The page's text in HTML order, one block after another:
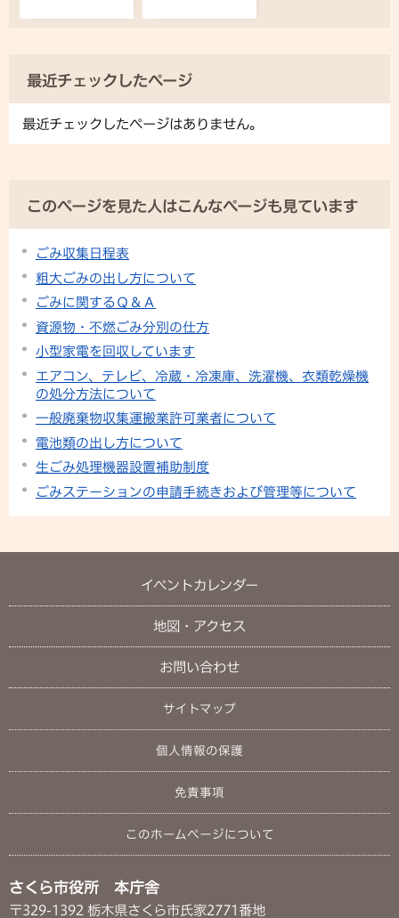
最近チェックしたページ
最近チェックしたページはありません。
このページを見た人はこんなページも見ています
ごみ収集日程表
粗大ごみの出し方について
ごみに関するＱ＆Ａ
資源物・不燃ごみ分別の仕方
小型家電を回収しています
エアコン、テレビ、冷蔵・冷凍庫、洗濯機、衣類乾燥機
の処分方法について
一般廃棄物収集運搬業許可業者について
電池類の出し方について
生ごみ処理機器設置補助制度
ごみステーションの申請手続きおよび管理等について
イベントカレンダー
地図・アクセス
お問い合わせ
サイトマップ
個人情報の保護
免責事項
このホームページについて
さくら市役所 本庁舎
〒329-1392 栃木県さくら市氏家2771番地